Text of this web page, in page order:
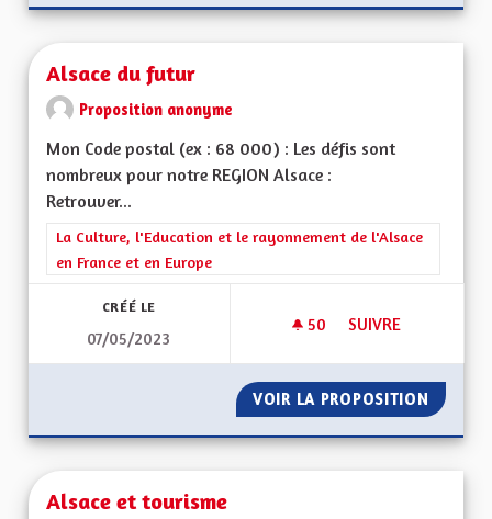
Alsace du futur
Proposition anonyme
Mon Code postal (ex : 68 000) : Les défis sont
nombreux pour notre REGION Alsace :
Retrouver...
Filtrer les résultats de la catégorie : La Culture, l'Education et
La Culture, l'Education et le rayonnement de l'Alsace
en France et en Europe
CRÉÉ LE
07/05/2023
50 50 ABONNÉS
SUIVRE
VOIR LA PROPOSITION
Alsace et tourisme